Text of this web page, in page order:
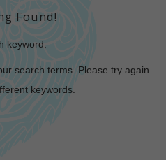
Found!
keyword:
search terms. Please try again
keywords.